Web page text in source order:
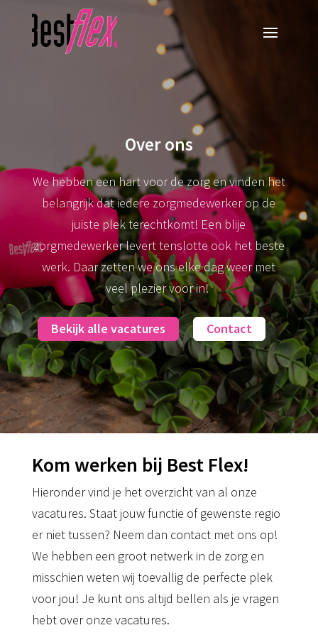
Over ons
We hebben een hart voor de zorg en vinden het
belangrijk dat iedere zorgmedewerker op de
juiste plek terechtkomt! Een blije
zorgmedewerker levert tenslotte ook het beste
werk. Daar zetten we ons elke dag weer met
veel plezier voor in!
Bekijk alle vacatures Contact
Kom werken bij Best Flex!
Hieronder vind je het overzicht van al onze
vacatures. Staat jouw functie of gewenste regio
er niet tussen? Neem dan contact met ons op!
We hebben een groot netwerk in de zorg en
misschien weten wij toevallig de perfecte plek
voor jou! Je kunt ons altijd bellen als je vragen
hebt over onze vacatures.